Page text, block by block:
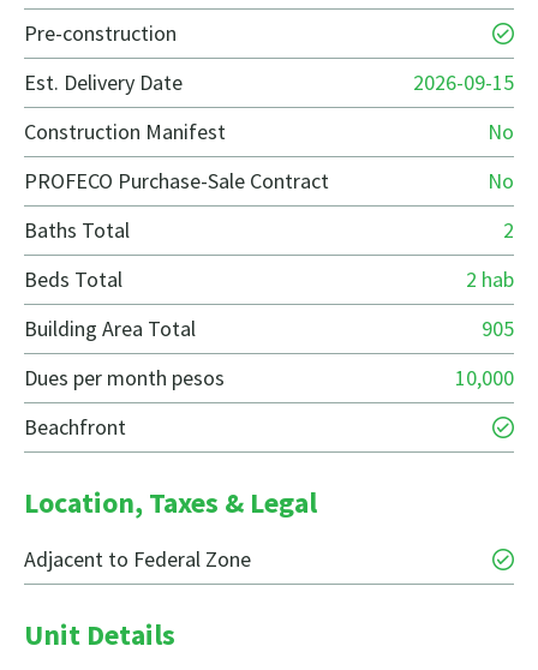
Pre-construction
Est. Delivery Date
2026-09-15
Construction Manifest
No
PROFECO Purchase-Sale Contract
No
Baths Total
2
Beds Total
2 hab
Building Area Total
905
Dues per month pesos
10,000
Beachfront
Location, Taxes & Legal
Adjacent to Federal Zone
Unit Details